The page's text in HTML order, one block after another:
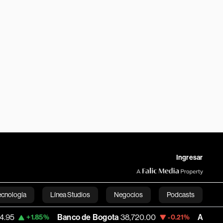
Ingresar
Línea Studios Negocios Podcasts
English
Banco de Bogota 38,720.00 -0.21% Apple 310.94